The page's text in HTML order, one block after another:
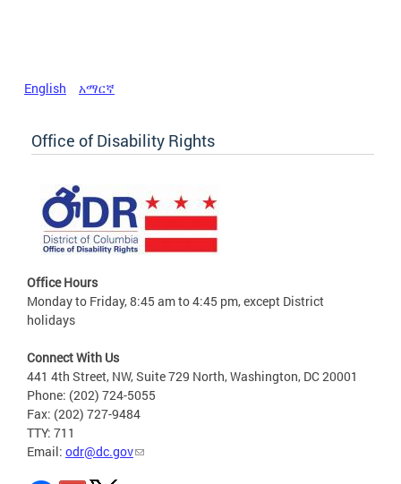
English አማርኛ
Office of Disability Rights
Office Hours
Monday to Friday, 8:45 am to 4:45 pm, except District
holidays
Connect With Us
441 4th Street, NW, Suite 729 North, Washington, DC 20001
Phone: (202) 724-5055
Fax: (202) 727-9484
TTY: 711
Email: odr@dc.gov